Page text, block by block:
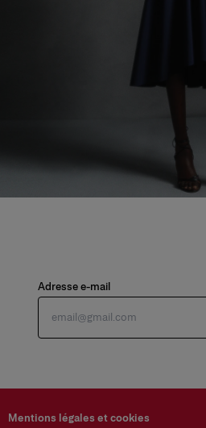
Adresse e-mail
Mentions légales et cookies